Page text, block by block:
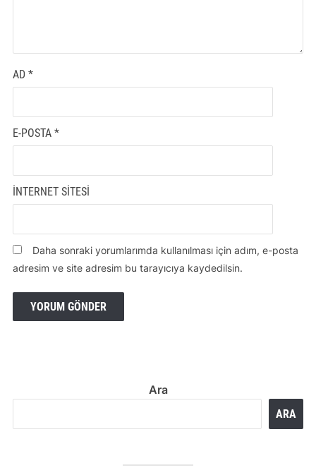
AD *
E-POSTA *
İNTERNET SITESI
Daha sonraki yorumlarımda kullanılması için adım, e-posta
adresim ve site adresim bu tarayıcıya kaydedilsin.
Ara
ARA